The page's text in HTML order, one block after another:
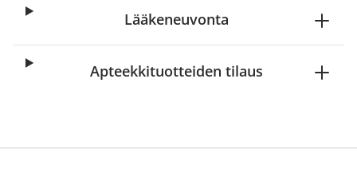
Lääkeneuvonta
Apteekkituotteiden tilaus